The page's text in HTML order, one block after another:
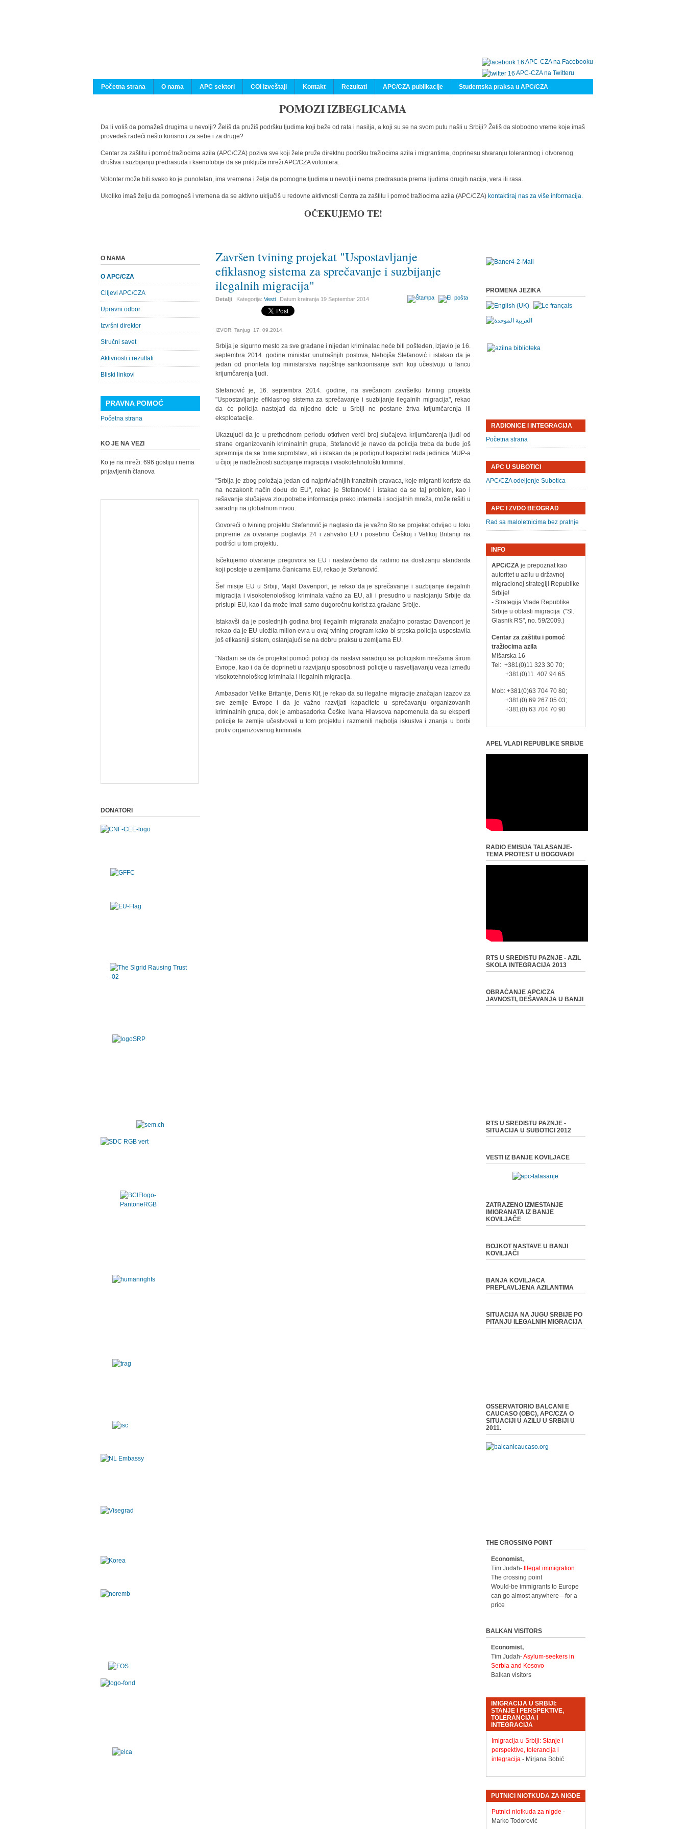
APC-CZA na Facebooku
APC-CZA na Twitteru
Početna strana
O nama APC sektori COI izveštaji Kontakt Rezultati APC/CZA publikacije Studentska praksa u APC/CZA
POMOZI IZBEGLICAMA
Da li voliš da pomažeš drugima u nevolji? Želiš da pružiš podršku ljudima koji beže od rata i nasilja, a koji su se na svom putu našli u Srbiji? Želiš da slobodno vreme koje imaš
provedeš radeći nešto korisno i za sebe i za druge?
Centar za zaštitu i pomoć tražiocima azila (APC/CZA) poziva sve koji žele pruže direktnu podršku tražiocima azila i migrantima, doprinesu stvaranju tolerantnog i otvorenog
društva i suzbijanju predrasuda i ksenofobije da se priključe mreži APC/CZA volontera.
Volonter može biti svako ko je punoletan, ima vremena i želje da pomogne ljudima u nevolji i nema predrasuda prema ljudima drugih nacija, vera ili rasa.
Ukoliko imaš želju da pomogneš i vremena da se aktivno uključiš u redovne aktivnosti Centra za zaštitu i pomoć tražiocima azila (APC/CZA) kontaktiraj nas za više informacija.
OČEKUJEMO TE!
Završen tvining projekat "Uspostavljanje
efiklasnog sistema za sprečavanje i suzbijanje
ilegalnih migracija"
Detalji Kategorija:Vesti Datum kreiranja 19 Septembar 2014
IZVOR: Tanjug 17. 09.2014.
Srbija je sigurno mesto za sve građane i nijedan kriminalac neće biti pošteđen, izjavio je 16.
septembra 2014. godine ministar unutrašnjih poslova, Nebojša Stefanović i istakao da je
jedan od prioriteta tog ministarstva najoštrije sankcionisanje svih koji učestvuju u lancu
krijumčarenja ljudi.
Stefanović je, 16. septembra 2014. godine, na svečanom završetku tvining projekta
"Uspostavljanje efiklasnog sistema za sprečavanje i suzbijanje ilegalnih migracija", rekao
da će policija nastojati da nijedno dete u Srbiji ne postane žrtva krijumčarenja ili
eksploatacije.
Ukazujući da je u prethodnom periodu otkriven verći broj slučajeva krijumčarenja ljudi od
strane organizovanih kriminalnih grupa, Stefanović je naveo da policija treba da bude još
spremnija da se tome suprotstavi, ali i istakao da je podignut kapacitet rada jedinica MUP-a
u čijoj je nadležnosti suzbijanje migracija i visokotehnološki kriminal.
"Srbija je zbog položaja jedan od najprivlačnijih tranzitnih pravaca, koje migranti koriste da
na nezakonit način dođu do EU", rekao je Stefanović i istakao da se taj problem, kao i
rešavanje slučajeva zloupotrebe informacija preko interneta i socijalnih mreža, može rešiti u
saradnji na globalnom nivou.
Govoreći o tvining projektu Stefanović je naglasio da je važno što se projekat odvijao u toku
pripreme za otvaranje poglavlja 24 i zahvalio EU i posebno Češkoj i Velikoj Britaniji na
podršci u tom projektu.
Isčekujemo otvaranje pregovora sa EU i nastavićemo da radimo na dostizanju standarda
koji postoje u zemljama članicama EU, rekao je Stefanović.
Šef misije EU u Srbiji, Majkl Davenport, je rekao da je sprečavanje i suzbijanje ilegalnih
migracija i visokotenološkog kriminala važno za EU, ali i presudno u nastojanju Srbije da
pristupi EU, kao i da može imati samo dugoročnu korist za građane Srbije.
Istakavši da je poslednjih godina broj ilegalnih migranata značajno porastao Davenport je
rekao da je EU uložila milion evra u ovaj tvining program kako bi srpska policija uspostavila
još efikasniji sistem, oslanjajući se na dobru praksu u zemljama EU.
"Nadam se da će projekat pomoći policiji da nastavi saradnju sa policijskim mrežama širom
Evrope, kao i da će doprineti u razvijanju sposobnosti policije u rasvetljavanju veza između
visokotehnološkog kriminala i ilegalnih migracija.
Ambasador Velike Britanije, Denis Kif, je rekao da su ilegalne migracije značajan izazov za
sve zemlje Evrope i da je važno razvijati kapacitete u sprečavanju organizovanih
kriminalnih grupa, dok je ambasadorka Češke Ivana Hlavsova napomenula da su eksperti
policije te zemlje učestvovali u tom projektu i razmenili najbolja iskustva i znanja u borbi
protiv organizovanog kriminala.
O NAMA
O APC/CZA
Ciljevi APC/CZA
Upravni odbor
Izvršni direktor
Stručni savet
Aktivnosti i rezultati
Bliski linkovi
PRAVNA POMOĆ
Početna strana
KO JE NA VEZI
Ko je na mreži: 696 gostiju i nema
prijavljenih članova
DONATORI
PROMENA JEZIKA
RADIONICE I INTEGRACIJA
Početna strana
APC U SUBOTICI
APC/CZA odeljenje Subotica
APC I ZVDO BEOGRAD
Rad sa maloletnicima bez pratnje
INFO
APC/CZAje prepoznat kao
autoritet u azilu u državnoj
migracionoj strategiji Republike
Srbije!
- Strategija Vlade Republike
Srbije u oblasti migracija ("Sl.
Glasnik RS", no. 59/2009.)
Centar za zaštitu i pomoć
tražiocima azila
Mišarska 16
Tel: +381(0)11 323 30 70;
+381(0)11 407 94 65
Mob: +381(0)63 704 70 80;
+381(0) 69 267 05 03;
+381(0) 63 704 70 90
APEL VLADI REPUBLIKE SRBIJE
RADIO EMISIJA TALASANJE-
TEMA PROTEST U BOGOVAĐI
RTS U SREDISTU PAZNJE - AZIL
SKOLA INTEGRACIJA 2013
OBRAĆANJE APC/CZA
JAVNOSTI, DEŠAVANJA U BANJI
RTS U SREDISTU PAZNJE -
SITUACIJA U SUBOTICI 2012
VESTI IZ BANJE KOVILJAČE
ZATRAZENO IZMESTANJE
IMIGRANATA IZ BANJE
KOVILJAČE
BOJKOT NASTAVE U BANJI
KOVILJAČI
BANJA KOVILJACA
PREPLAVLJENA AZILANTIMA
SITUACIJA NA JUGU SRBIJE PO
PITANJU ILEGALNIH MIGRACIJA
OSSERVATORIO BALCANI E
CAUCASO (OBC), APC/CZA O
SITUACIJI U AZILU U SRBIJI U
2011.
THE CROSSING POINT
Economist,
Tim Judah-
Illegal immigration
The crossing point
Would-be immigrants to Europe
can go almost anywhere—for a
price
BALKAN VISITORS
Economist,
Tim Judah-Asylum-seekers in
Serbia and Kosovo
Balkan visitors
IMIGRACIJA U SRBIJI:
STANJE I PERSPEKTIVE,
TOLERANCIJA I
INTEGRACIJA
Imigracija u Srbiji: Stanje i
perspektive, tolerancija i
integracija- Mirjana Bobić
PUTNICI NIOTKUDA ZA NIGDE
Putnici niotkuda za nigde -
Marko Todorović